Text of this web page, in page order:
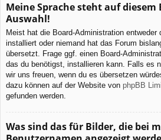
Meine Sprache steht auf
Auswahl!
Meist hat die Board-Administration entweder
installiert oder niemand hat das Forum
übersetzt. Frage ggf. einen Board-
das du benötigst, installieren kann. Falls es
wir uns freuen, wenn du es übersetzen
dazu können auf der Website von phpBB
gefunden werden.
Was sind das für Bilder, die bei